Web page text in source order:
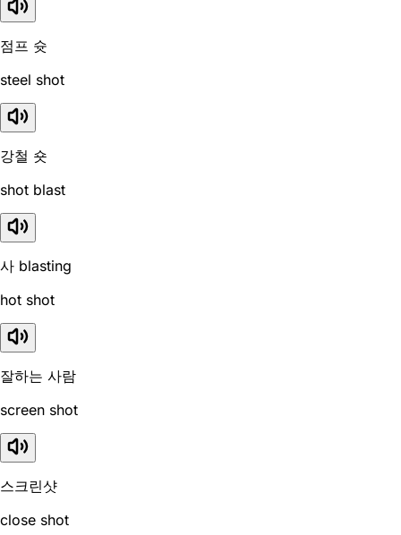
점프 슛
steel shot
강철 숏
shot blast
사 blasting
hot shot
잘하는 사람
screen shot
스크린샷
close shot